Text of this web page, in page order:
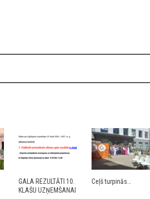
GALA REZULTĀTI 10.
KLAŠU UZŅEMŠANAI
Ceļš turpinās…